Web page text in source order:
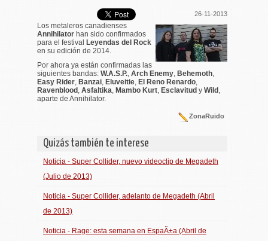
26-11-2013
Los metaleros canadienses
Annihilator han sido confirmados
para el festival Leyendas del Rock
en su edición de 2014.
Por ahora ya están confirmadas las
siguientes bandas: W.A.S.P. Arch Enemy Behemoth
Easy Rider Banzai Eluveitie El Reno Renardo
Ravenblood Asfaltika Mambo Kurt Esclavitud y Wild
aparte de Annihilator.
ZonaRuido
Quizás también te interese
Noticia - Super Collider, nuevo videoclip de Megadeth
(Julio de 2013)
Noticia - Super Collider, adelanto de Megadeth (Abril
de 2013)
Noticia - Rage: esta semana en EspaÃ±a (Abril de